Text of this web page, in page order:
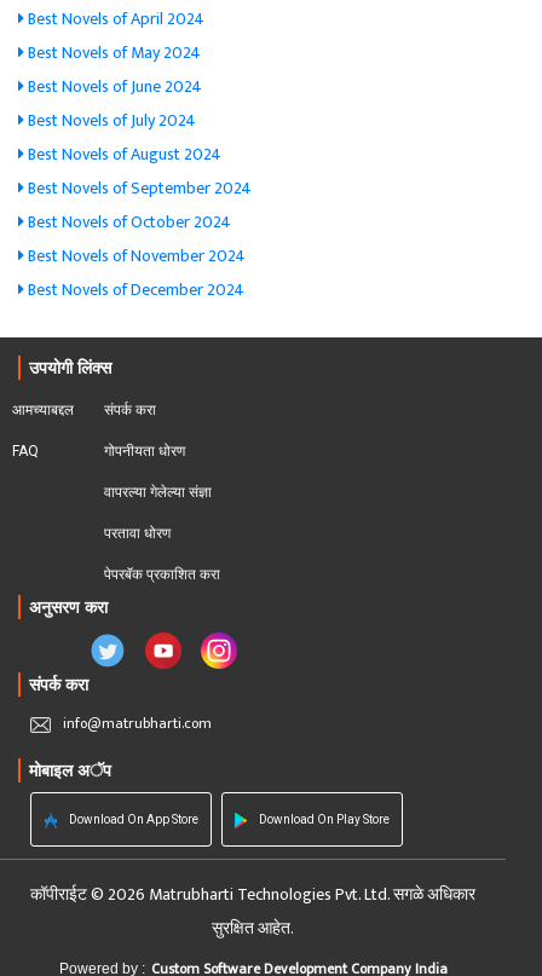
Best Novels of April 2024
Best Novels of May 2024
Best Novels of June 2024
Best Novels of July 2024
Best Novels of August 2024
Best Novels of September 2024
Best Novels of October 2024
Best Novels of November 2024
Best Novels of December 2024
उपयोगी लिंक्स
आमच्याबद्दल
FAQ
संपर्क करा
गोपनीयता धोरण
वापरल्या गेलेल्या संज्ञा
परतावा धोरण
पेपरबॅक प्रकाशित करा
अनुसरण करा
संपर्क करा
info@matrubharti.com
मोबाइल अॅप
Download On App Store Download On Play Store
कॉपीराईट © 2026 Matrubharti Technologies Pvt. Ltd. सगळे अधिकार
सुरक्षित आहेत.
Powered by : Custom Software Development Company India